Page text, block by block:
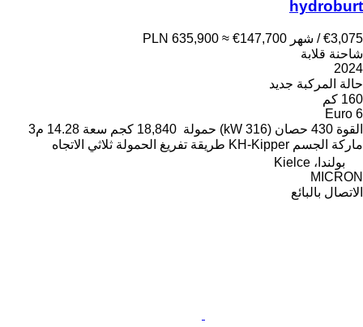
hydroburt
€3,075 / شهر PLN 635,900 ≈ €147,700
شاحنة قلابة
2024
حالة المركبة جديد
160 كم
Euro 6
القوة 430 حصان (316 kW) حمولة 18,840 كجم سعة 14.28 م3
ماركة الجسم KH-Kipper طريقة تفريغ الحمولة ثلاثي الاتجاه
بولندا، Kielce
MICRON
الاتصال بالبائع